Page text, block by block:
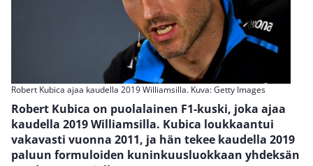
Robert Kubica ajaa kaudella 2019 Williamsilla. Kuva: Getty Images
Robert Kubica on puolalainen F1-kuski, joka ajaa
kaudella 2019 Williamsilla. Kubica loukkaantui
vakavasti vuonna 2011, ja hän tekee kaudella 2019
paluun formuloiden kuninkuusluokkaan yhdeksän